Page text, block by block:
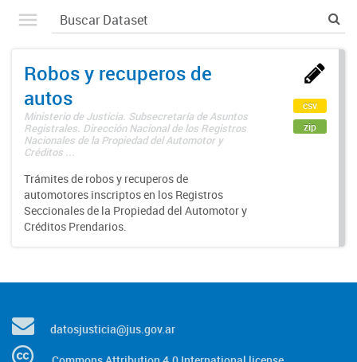
Robos y recuperos de
autos
Ministerio de Justicia. Subsecretaría de Asuntos
Registrales. Dirección Nacional de los Registros
Nacionales de la Propiedad del Automotor y
Créditos ...
Trámites de robos y recuperos de
automotores inscriptos en los Registros
Seccionales de la Propiedad del Automotor y
Créditos Prendarios.
csv
zip
datosjusticia@jus.gov.ar